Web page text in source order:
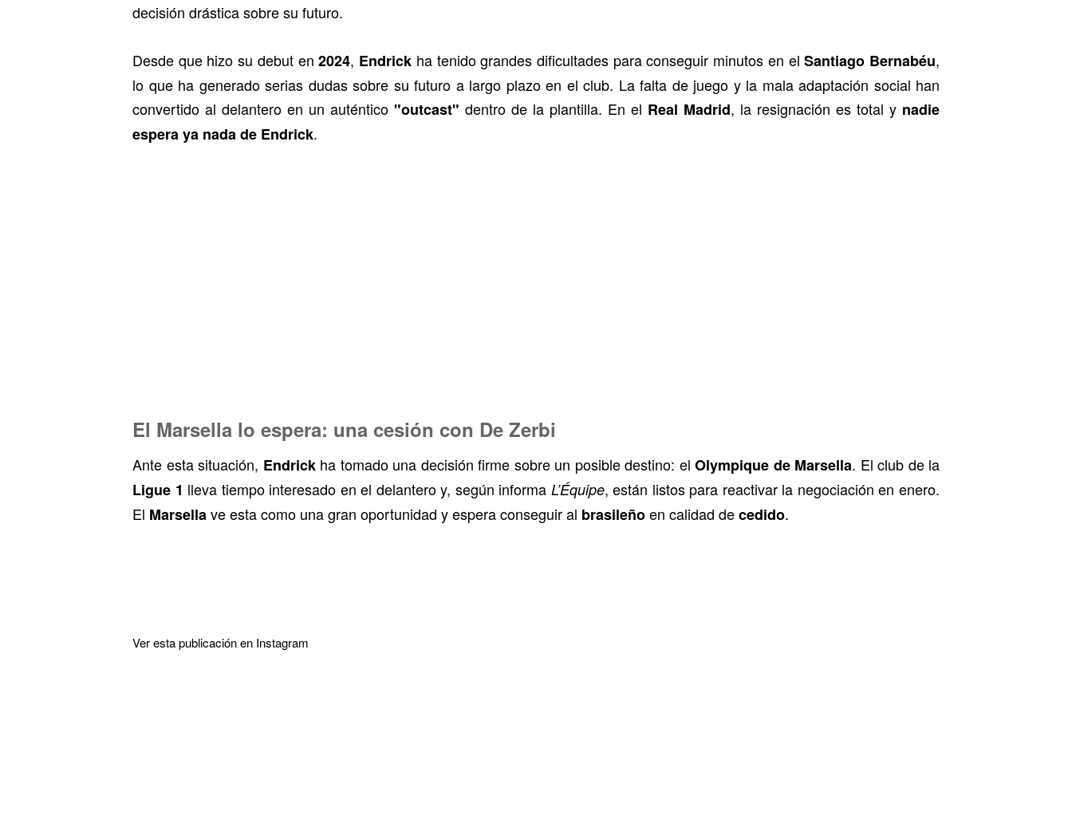
decisión drástica sobre su futuro.
Desde que hizo su debut en2024, Endrick ha tenido grandes dificultades para conseguir minutos en elSantiago Bernabéu,
lo que ha generado serias dudas sobre su futuro a largo plazo en el club. La falta de juego y la mala adaptación social han
convertido al delantero en un auténtico "outcast" dentro de la plantilla. En el Real Madrid, la resignación es total y nadie
espera ya nada de Endrick.
El Marsella lo espera: una cesión con De Zerbi
Ante esta situación, Endrickha tomado una decisión firme sobre un posible destino: el Olympique de Marsella. El club de la
Ligue 1 lleva tiempo interesado en el delantero y, según informa L’Équipe, están listos para reactivar la negociación en enero.
El Marsellave esta como una gran oportunidad y espera conseguir al brasileñoen calidad decedido.
Ver esta publicación en Instagram